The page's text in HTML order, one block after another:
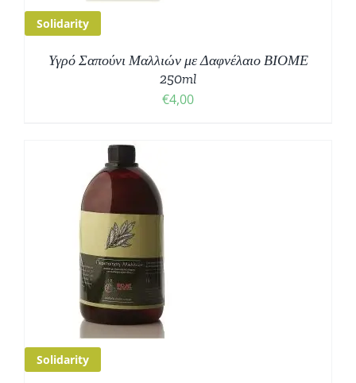
Solidarity
Υγρό Σαπούνι Μαλλιών με Δαφνέλαιο ΒΙΟΜΕ
250ml
€4,00
Solidarity